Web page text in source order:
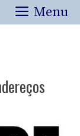
Menu